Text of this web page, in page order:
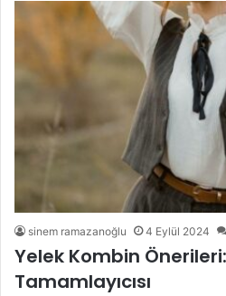
sinem ramazanoğlu 4 Eylül 2024
Yelek Kombin Önerileri:
Tamamlayıcısı